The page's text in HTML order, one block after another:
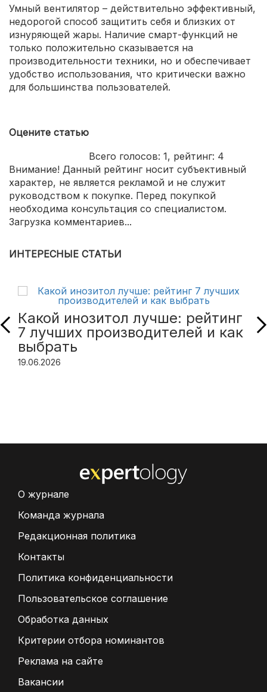
плотная защитная сетка, исключающая контакт с
активными элементами вентилятора.
Умный вентилятор – действительно эффективный,
недорогой способ защитить себя и близких от
изнуряющей жары. Наличие смарт-функций не
только положительно сказывается на
производительности техники, но и обеспечивает
удобство использования, что критически важно
для большинства пользователей.
Оцените статью
Всего голосов: 1, рейтинг: 4
Внимание! Данный рейтинг носит субъективный
характер, не является рекламой и не служит
руководством к покупке. Перед покупкой
необходима консультация со специалистом.
Загрузка комментариев...
ИНТЕРЕСНЫЕ СТАТЬИ
Какой инозитол лучше: рейтинг
7 лучших производителей и как
выбрать
19.06.2026
О журнале
Команда журнала
Редакционная политика
Контакты
Политика конфиденциальности
Пользовательское соглашение
Обработка данных
Критерии отбора номинантов
Реклама на сайте
Вакансии